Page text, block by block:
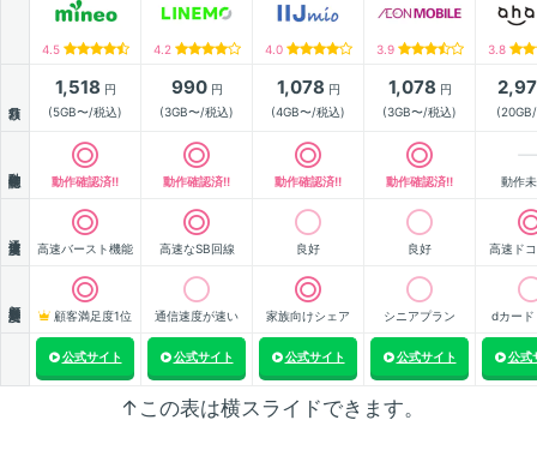
4.5 4.2 4.0 3.9 3.8
1,518 円
(5GB〜/税込)
990円
(3GB〜/税込)
1,078 円
(4GB〜/税込)
1,078 円
(3GB〜/税込)
動作確認済!! 動作確認済!! 動作確認済!! 動作確認済!! 動作
高速バースト機能 高速なSB回線 良好 良好 高速ド
顧客満足度1位 通信速度が速い 家族向けシェア シニアプラン dカード
公式サイト 公式サイト 公式サイト 公式サイト 公式
↑この表は横スライドできます。